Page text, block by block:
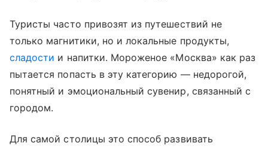
Туристы часто привозят из путешествий не
только магнитики, но и локальные продукты,
сладости и напитки. Мороженое «Москва» как раз
пытается попасть в эту категорию — недорогой,
понятный и эмоциональный сувенир, связанный с
городом.
Для самой столицы это способ развивать